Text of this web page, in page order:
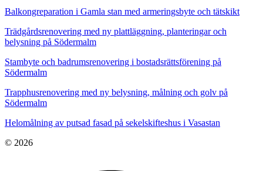
Balkongreparation i Gamla stan med armeringsbyte och tätskikt
Trädgårdsrenovering med ny plattläggning, planteringar och
belysning på Södermalm
Stambyte och badrumsrenovering i bostadsrättsförening på
Södermalm
Trapphusrenovering med ny belysning, målning och golv på
Södermalm
Helomålning av putsad fasad på sekelskifteshus i Vasastan
© 2026